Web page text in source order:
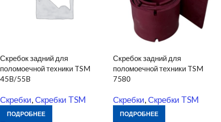
Скребок задний для
поломоечной техники TSM
45B/55B
Скребки, Скребки TSM
ПОДРОБНЕЕ
Скребок задний для
поломоечной техники TSM
7580
Скребки, Скребки TSM
ПОДРОБНЕЕ